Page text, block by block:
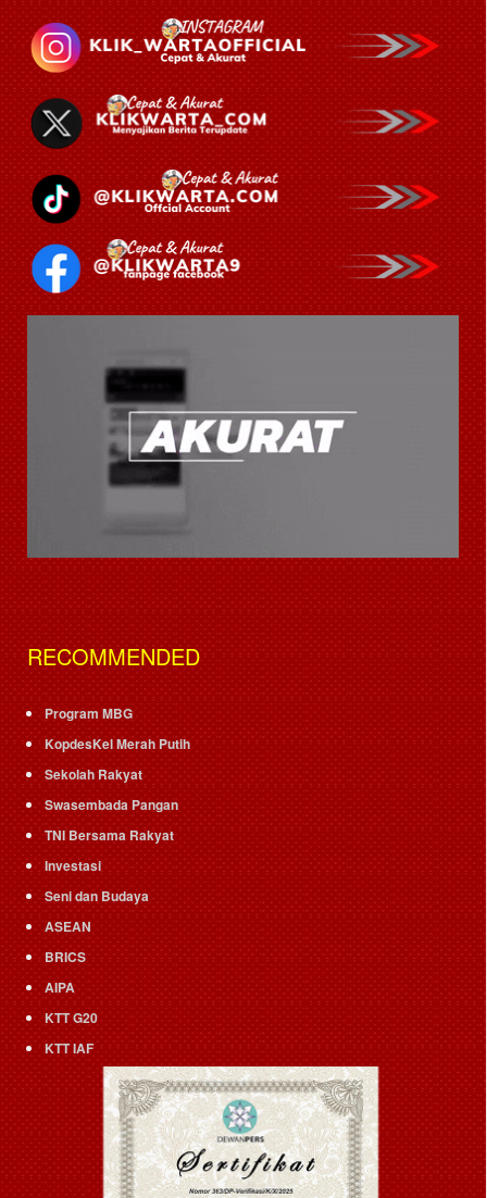
RECOMMENDED
Program MBG
KopdesKel Merah Putih
Sekolah Rakyat
Swasembada Pangan
TNI Bersama Rakyat
Investasi
Seni dan Budaya
ASEAN
BRICS
AIPA
KTT G20
KTT IAF